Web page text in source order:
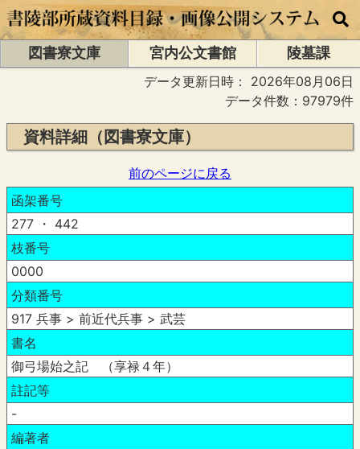
図書寮文庫 宮内公文書館
陵墓課
データ更新日時： 2026年08月06日
データ件数：97979件
資料詳細（図書寮文庫）
前のページに戻る
函架番号
277 ・ 442
枝番号
0000
分類番号
917 兵事 > 前近代兵事 > 武芸
書名
御弓場始之記 （享禄４年）
註記等
-
編著者